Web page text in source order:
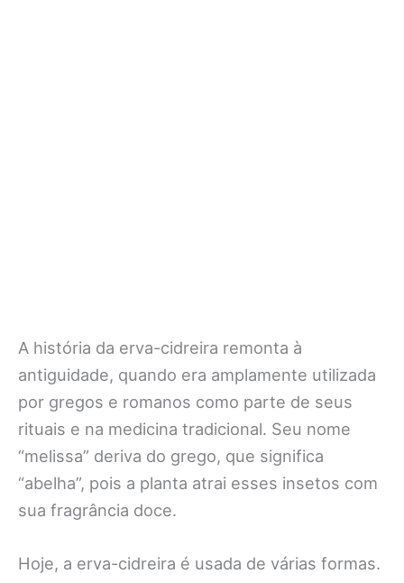
A história da erva-cidreira remonta à
antiguidade, quando era amplamente utilizada
por gregos e romanos como parte de seus
rituais e na medicina tradicional. Seu nome
“melissa” deriva do grego, que significa
“abelha”, pois a planta atrai esses insetos com
sua fragrância doce.
Hoje, a erva-cidreira é usada de várias formas.